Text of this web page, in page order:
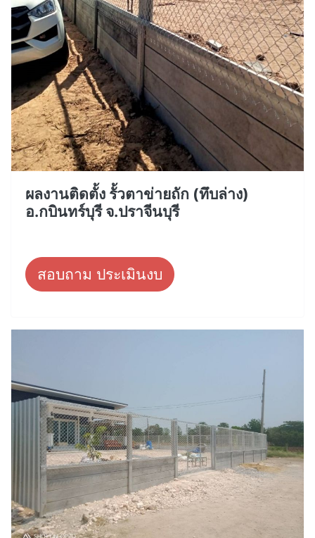
ผลงานติดตั้ง รั้วตาข่ายถัก (ทึบล่าง)
อ.กบินทร์บุรี จ.ปราจีนบุรี
สอบถาม ประเมินงบ